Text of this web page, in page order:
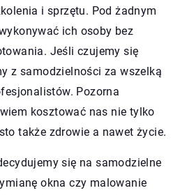
i sprzętu. Pod żadnym
ich osoby bez
Jeśli czujemy się
z samodzielności za wszelką
Pozorna
kosztować nas nie tylko
także zdrowie a nawet życie.
się na samodzielne
okna czy malowanie